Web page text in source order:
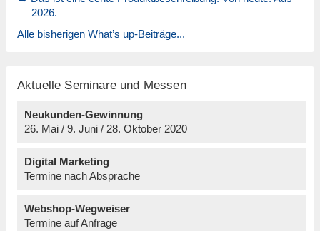
2026.
Alle bisherigen What’s up-Beiträge...
Aktuelle Seminare und Messen
Neukunden-Gewinnung
26. Mai / 9. Juni / 28. Oktober 2020
Digital Marketing
Termine nach Absprache
Webshop-Wegweiser
Termine auf Anfrage